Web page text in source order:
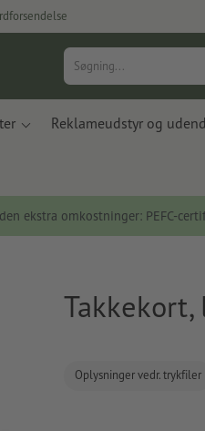
Reklameudstyr og
ekstra omkostninger: PEFC-
Takkekort,
Oplysninger vedr. trykfiler